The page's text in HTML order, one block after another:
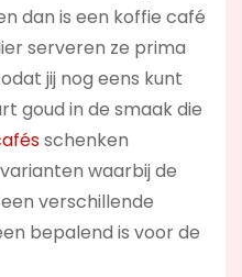
dan is een koffie café
serveren ze prima
jij nog eens kunt
goud in de smaak die
schenken
waarbij de
verschillende
bepalend is voor de